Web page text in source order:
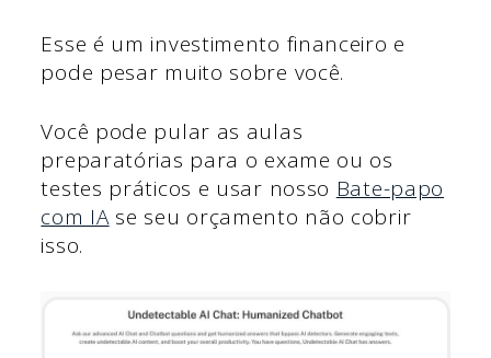
Esse é um investimento financeiro e
pode pesar muito sobre você.
Você pode pular as aulas
preparatórias para o exame ou os
testes práticos e usar nosso Bate-papo
com IAse seu orçamento não cobrir
isso.